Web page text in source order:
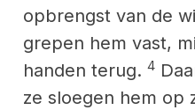
opbrengst van de
grepen hem vast,
handen terug. 4
ze sloegen hem op